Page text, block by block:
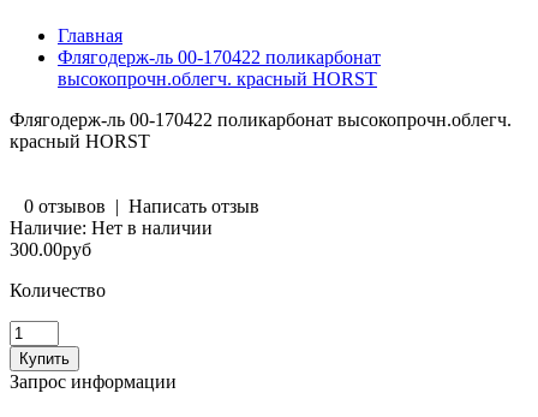
Главная
Флягодерж-ль 00-170422 поликарбонат
высокопрочн.облегч. красный HORST
Флягодерж-ль 00-170422 поликарбонат высокопрочн.облегч.
красный HORST
0 отзывов | Написать отзыв
Наличие: Нет в наличии
300.00руб
Количество
Запрос информации